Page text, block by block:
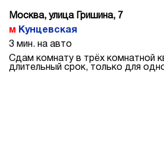
Москва, улица Гришина, 7
Кунцевская
3 мин. на авто
Сдам комнату в трёх комнатной
длительный срок, только для